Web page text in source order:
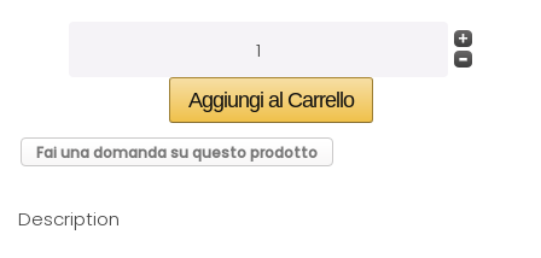
Fai una domanda su questo prodotto
Description